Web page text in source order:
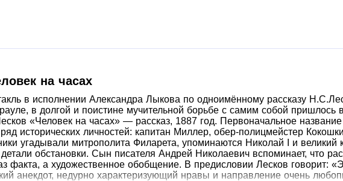
на часах
в исполнении Александра Лыкова по одноимённому рассказу
в долгой и поистине мучительной борьбе с самим собой
«Человек на часах» — рассказ, 1887 год. Первоначальное
ряд исторических личностей: капитан Миллер, обер-полицмейстер
угадывали митрополита Филарета, упоминаются Николай I и великий
обстановки. Сын писателя Андрей Николаевич вспоминает, что
факта, а художественное обобщение. В предисловии Лесков говорит:
анекдот, недурно характеризующий нравы и направление очень